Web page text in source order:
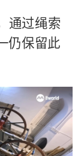
通过绳索
仍保留此